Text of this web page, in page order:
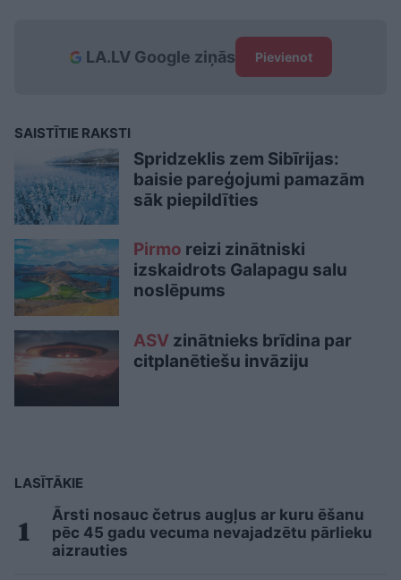
LA.LV Google ziņās Pievienot
SAISTĪTIE RAKSTI
Spridzeklis zem Sibīrijas:
baisie pareģojumi pamazām
sāk piepildīties
Pirmo reizi zinātniski
izskaidrots Galapagu salu
noslēpums
ASV zinātnieks brīdina par
citplanētiešu invāziju
LASĪTĀKIE
Ārsti nosauc četrus augļus ar kuru ēšanu
pēc 45 gadu vecuma nevajadzētu pārlieku
aizrauties